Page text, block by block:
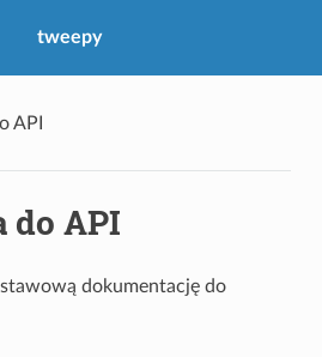
tweepy
API
do API
dokumentację do